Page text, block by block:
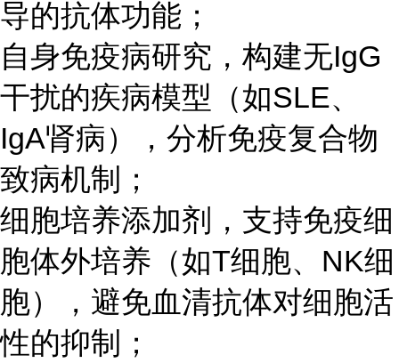
导的抗体功能；
自身免疫病研究，构建无IgG
干扰的疾病模型（如SLE、
IgA肾病），分析免疫复合物
致病机制；
细胞培养添加剂，支持免疫细
胞体外培养（如T细胞、NK细
胞），避免血清抗体对细胞活
性的抑制；